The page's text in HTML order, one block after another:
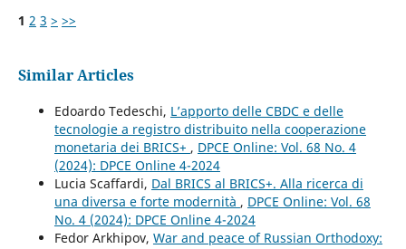
1 2 3 > >>
Similar Articles
Edoardo Tedeschi, L’apporto delle CBDC e delle
tecnologie a registro distribuito nella cooperazione
monetaria dei BRICS+ , DPCE Online: Vol. 68 No. 4
(2024): DPCE Online 4-2024
Lucia Scaffardi, Dal BRICS al BRICS+. Alla ricerca di
una diversa e forte modernità , DPCE Online: Vol. 68
No. 4 (2024): DPCE Online 4-2024
Fedor Arkhipov, War and peace of Russian Orthodoxy: